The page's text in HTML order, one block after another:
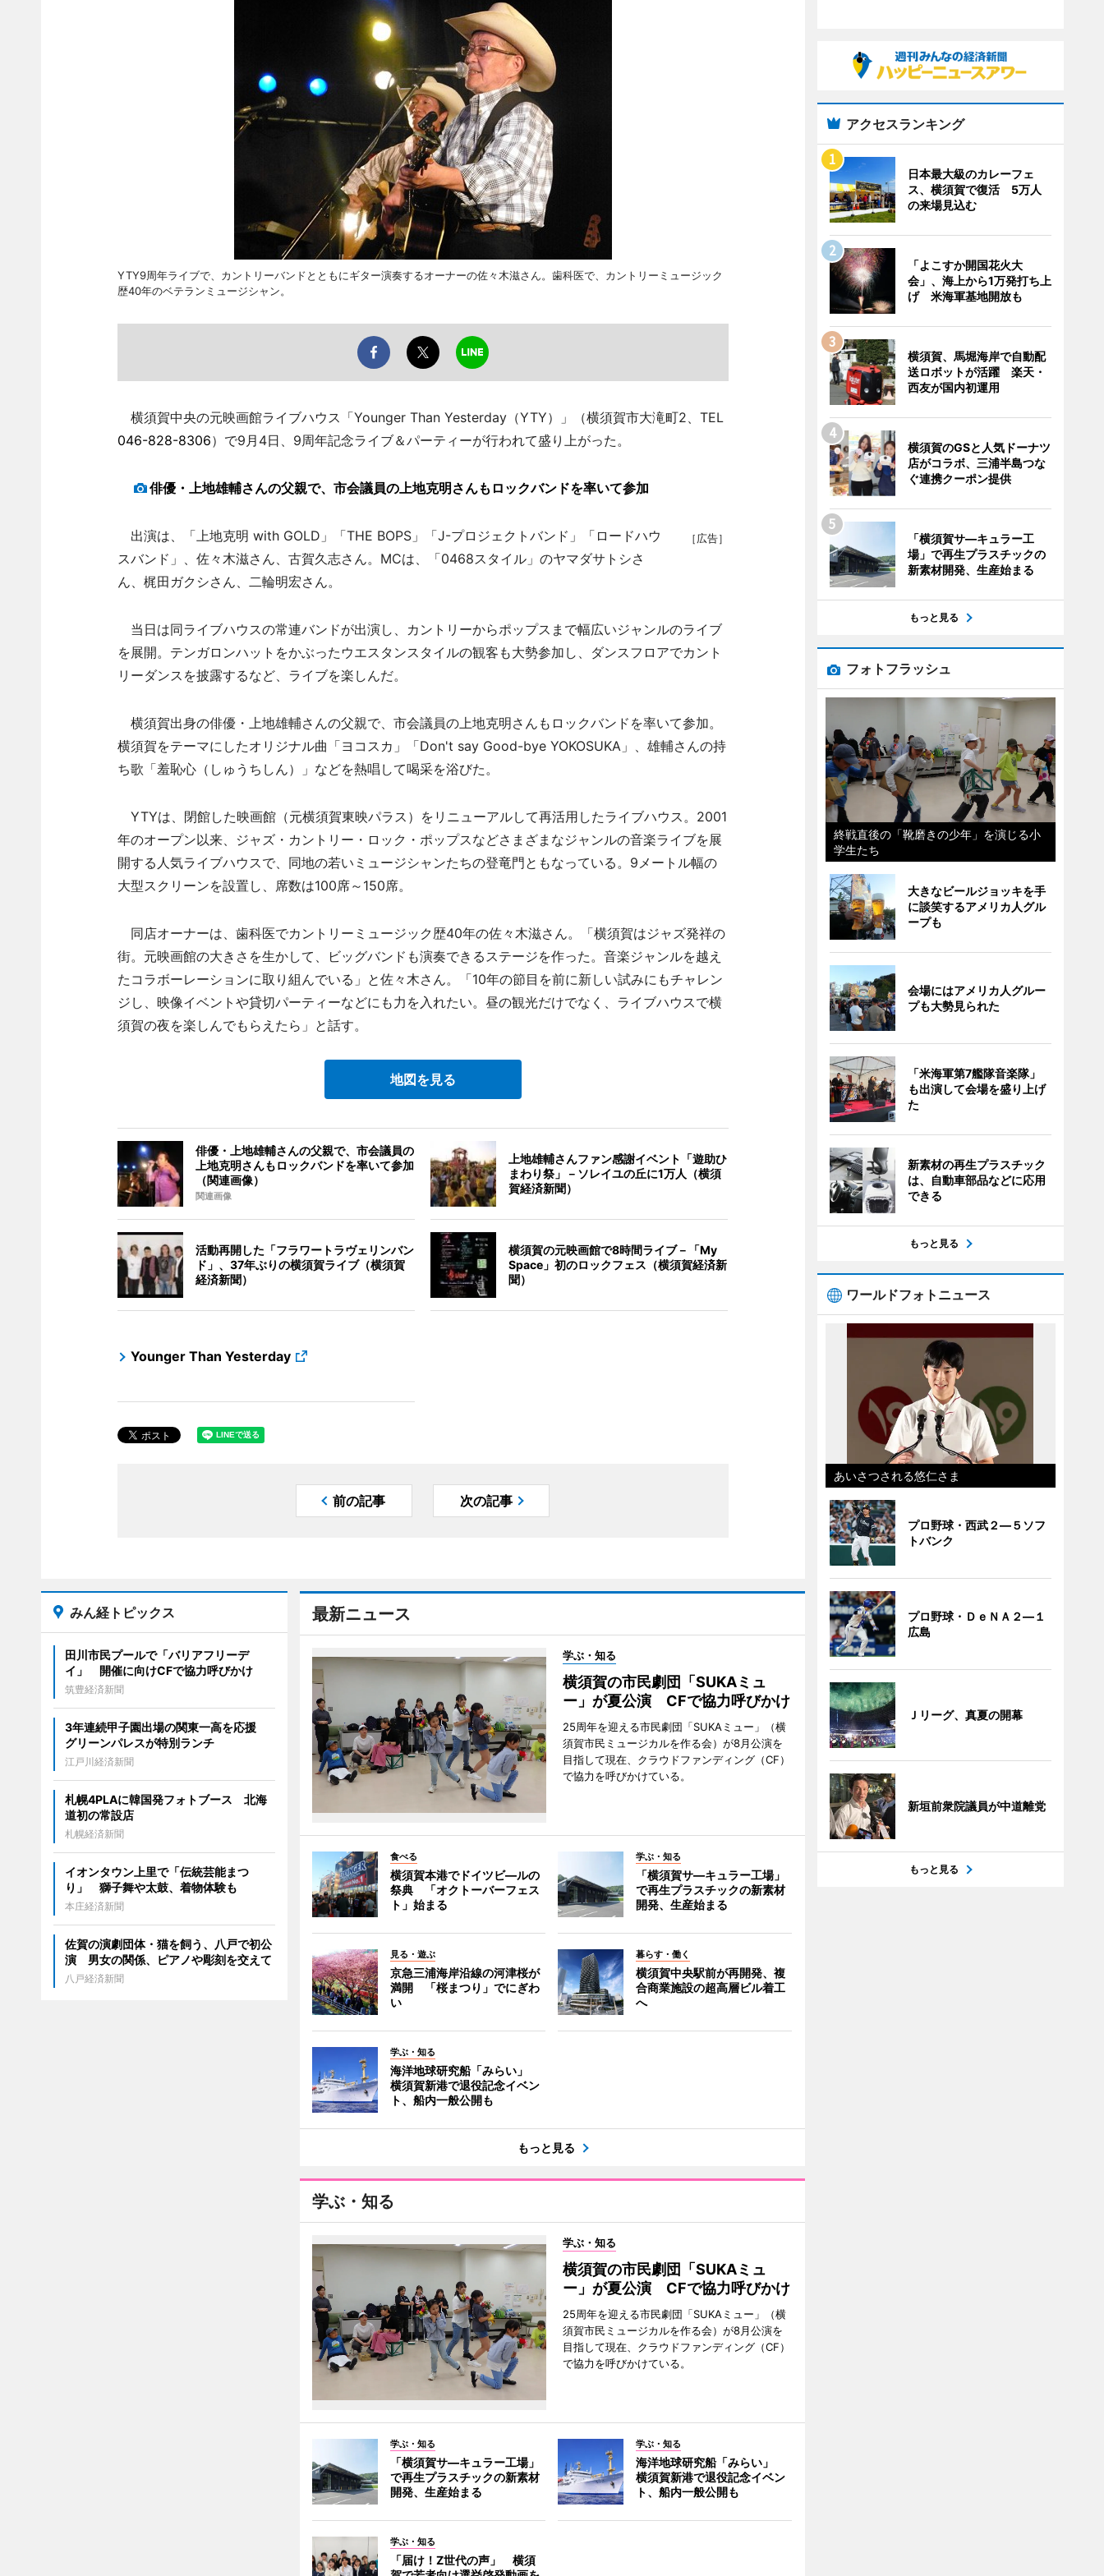
YTY9周年ライブで、カントリーバンドとともにギター演奏するオーナーの佐々木滋さん。歯科医で、カントリーミュージック
歴40年のベテランミュージシャン。
横須賀中央の元映画館ライブハウス「Younger Than Yesterday（YTY）」（横須賀市大滝町2、TEL
046-828-8306）で9月4日、9周年記念ライブ＆パーティーが行われて盛り上がった。
俳優・上地雄輔さんの父親で、市会議員の上地克明さんもロックバンドを率いて参加
［広告］
出演は、「上地克明 with GOLD」「THE BOPS」「J-プロジェクトバンド」「ロードハウ
スバンド」、佐々木滋さん、古賀久志さん。MCは、「0468スタイル」のヤマダサトシさ
ん、梶田ガクシさん、二輪明宏さん。
当日は同ライブハウスの常連バンドが出演し、カントリーからポップスまで幅広いジャンルのライブ
を展開。テンガロンハットをかぶったウエスタンスタイルの観客も大勢参加し、ダンスフロアでカント
リーダンスを披露するなど、ライブを楽しんだ。
横須賀出身の俳優・上地雄輔さんの父親で、市会議員の上地克明さんもロックバンドを率いて参加。
横須賀をテーマにしたオリジナル曲「ヨコスカ」「Don't say Good-bye YOKOSUKA」、雄輔さんの持
ち歌「羞恥心（しゅうちしん）」などを熱唱して喝采を浴びた。
YTYは、閉館した映画館（元横須賀東映パラス）をリニューアルして再活用したライブハウス。2001
年のオープン以来、ジャズ・カントリー・ロック・ポップスなどさまざまなジャンルの音楽ライブを展
開する人気ライブハウスで、同地の若いミュージシャンたちの登竜門ともなっている。9メートル幅の
大型スクリーンを設置し、席数は100席～150席。
同店オーナーは、歯科医でカントリーミュージック歴40年の佐々木滋さん。「横須賀はジャズ発祥の
街。元映画館の大きさを生かして、ビッグバンドも演奏できるステージを作った。音楽ジャンルを越え
たコラボーレーションに取り組んでいる」と佐々木さん。「10年の節目を前に新しい試みにもチャレン
ジし、映像イベントや貸切パーティーなどにも力を入れたい。昼の観光だけでなく、ライブハウスで横
須賀の夜を楽しんでもらえたら」と話す。
地図を見る
俳優・上地雄輔さんの父親で、市会議員の
上地克明さんもロックバンドを率いて参加
（関連画像）
関連画像
上地雄輔さんファン感謝イベント「遊助ひ
まわり祭」－ソレイユの丘に1万人（横須
賀経済新聞）
活動再開した「フラワートラヴェリンバン
ド」、37年ぶりの横須賀ライブ（横須賀
経済新聞）
横須賀の元映画館で8時間ライブ－「My
Space」初のロックフェス（横須賀経済新
聞）
Younger Than Yesterday
前の記事 次の記事
最新ニュース
学ぶ・知る
横須賀の市民劇団「SUKAミュ
ー」が夏公演 CFで協力呼びかけ
25周年を迎える市民劇団「SUKAミュー」（横
須賀市民ミュージカルを作る会）が8月公演を
目指して現在、クラウドファンディング（CF）
で協力を呼びかけている。
食べる
横須賀本港でドイツビ―ルの
祭典 「オクトーバーフェス
ト」始まる
学ぶ・知る
「横須賀サ―キュラー工場」
で再生プラスチックの新素材
開発、生産始まる
見る・遊ぶ
京急三浦海岸沿線の河津桜が
満開 「桜まつり」でにぎわ
い
暮らす・働く
横須賀中央駅前が再開発、複
合商業施設の超高層ビル着工
へ
学ぶ・知る
海洋地球研究船「みらい」
横須賀新港で退役記念イベン
ト、船内一般公開も
もっと見る
学ぶ・知る
学ぶ・知る
横須賀の市民劇団「SUKAミュ
ー」が夏公演 CFで協力呼びかけ
25周年を迎える市民劇団「SUKAミュー」（横
須賀市民ミュージカルを作る会）が8月公演を
目指して現在、クラウドファンディング（CF）
で協力を呼びかけている。
学ぶ・知る
「横須賀サ―キュラー工場」
で再生プラスチックの新素材
開発、生産始まる
学ぶ・知る
海洋地球研究船「みらい」
横須賀新港で退役記念イベン
ト、船内一般公開も
学ぶ・知る
「届け！Z世代の声」 横須
みん経トピックス
田川市民プールで「バリアフリーデ
イ」 開催に向けCFで協力呼びかけ
筑豊経済新聞
3年連続甲子園出場の関東一高を応援
グリーンパレスが特別ランチ
江戸川経済新聞
札幌4PLAに韓国発フォトブース 北海
道初の常設店
札幌経済新聞
イオンタウン上里で「伝統芸能まつ
り」 獅子舞や太鼓、着物体験も
本庄経済新聞
佐賀の演劇団体・猫を飼う、八戸で初公
演 男女の関係、ピアノや彫刻を交えて
八戸経済新聞
アクセスランキング
日本最大級のカレーフェ
ス、横須賀で復活 5万人
の来場見込む
「よこすか開国花火大
会」、海上から1万発打ち上
げ 米海軍基地開放も
横須賀、馬堀海岸で自動配
送ロボットが活躍 楽天・
西友が国内初運用
横須賀のGSと人気ドーナツ
店がコラボ、三浦半島つな
ぐ連携クーポン提供
「横須賀サ―キュラー工
場」で再生プラスチックの
新素材開発、生産始まる
もっと見る
フォトフラッシュ
終戦直後の「靴磨きの少年」を演じる小
学生たち
大きなビールジョッキを手
に談笑するアメリカ人グル
ープも
会場にはアメリカ人グルー
プも大勢見られた
「米海軍第7艦隊音楽隊」
も出演して会場を盛り上げ
た
新素材の再生プラスチック
は、自動車部品などに応用
できる
もっと見る
ワールドフォトニュース
あいさつされる悠仁さま
プロ野球・西武２―５ソフ
トバンク
プロ野球・ＤｅＮＡ２―１
広島
Ｊリーグ、真夏の開幕
新垣前衆院議員が中道離党
もっと見る